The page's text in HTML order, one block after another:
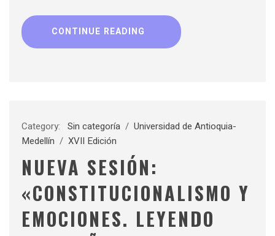
CONTINUE READING
Category: Sin categoría / Universidad de Antioquia-
Medellín / XVII Edición
NUEVA SESIÓN:
«CONSTITUCIONALISMO Y
EMOCIONES. LEYENDO